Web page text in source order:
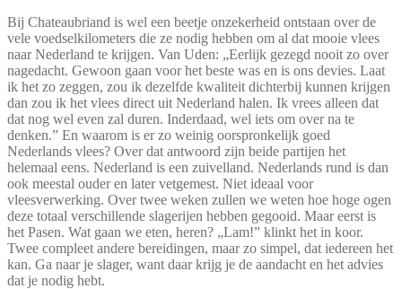
Bij Chateaubriand is wel een beetje onzekerheid ontstaan over de
vele voedselkilometers die ze nodig hebben om al dat mooie vlees
naar Nederland te krijgen. Van Uden: „Eerlijk gezegd nooit zo over
nagedacht. Gewoon gaan voor het beste was en is ons devies. Laat
ik het zo zeggen, zou ik dezelfde kwaliteit dichterbij kunnen krijgen
dan zou ik het vlees direct uit Nederland halen. Ik vrees alleen dat
dat nog wel even zal duren. Inderdaad, wel iets om over na te
denken.” En waarom is er zo weinig oorspronkelijk goed
Nederlands vlees? Over dat antwoord zijn beide partijen het
helemaal eens. Nederland is een zuivelland. Nederlands rund is dan
ook meestal ouder en later vetgemest. Niet ideaal voor
vleesverwerking. Over twee weken zullen we weten hoe hoge ogen
deze totaal verschillende slagerijen hebben gegooid. Maar eerst is
het Pasen. Wat gaan we eten, heren? „Lam!” klinkt het in koor.
Twee compleet andere bereidingen, maar zo simpel, dat iedereen het
kan. Ga naar je slager, want daar krijg je de aandacht en het advies
dat je nodig hebt.